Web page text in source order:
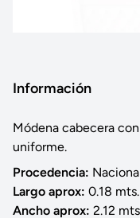
Información
Módena cabecera
uniforme.
Procedencia:
Largo aprox: 0.18 mts.
Ancho aprox: 2.12